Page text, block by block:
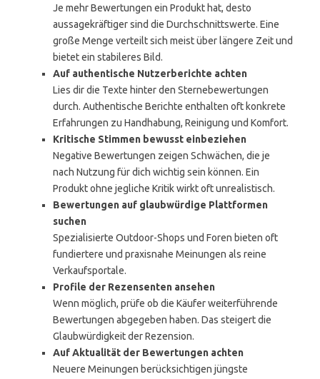
Je mehr Bewertungen ein Produkt hat, desto
aussagekräftiger sind die Durchschnittswerte. Eine
große Menge verteilt sich meist über längere Zeit und
bietet ein stabileres Bild.
Auf authentische Nutzerberichte achten
Lies dir die Texte hinter den Sternebewertungen
durch. Authentische Berichte enthalten oft konkrete
Erfahrungen zu Handhabung, Reinigung und Komfort.
Kritische Stimmen bewusst einbeziehen
Negative Bewertungen zeigen Schwächen, die je
nach Nutzung für dich wichtig sein können. Ein
Produkt ohne jegliche Kritik wirkt oft unrealistisch.
Bewertungen auf glaubwürdige Plattformen
suchen
Spezialisierte Outdoor-Shops und Foren bieten oft
fundiertere und praxisnahe Meinungen als reine
Verkaufsportale.
Profile der Rezensenten ansehen
Wenn möglich, prüfe ob die Käufer weiterführende
Bewertungen abgegeben haben. Das steigert die
Glaubwürdigkeit der Rezension.
Auf Aktualität der Bewertungen achten
Neuere Meinungen berücksichtigen jüngste